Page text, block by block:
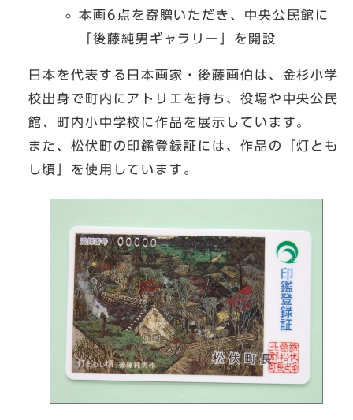
本画6点を寄贈いただき、中央公民館に
「後藤純男ギャラリー」を開設
日本を代表する日本画家・後藤画伯は、金杉小学
校出身で町内にアトリエを持ち、役場や中央公民
館、町内小中学校に作品を展示しています。
また、松伏町の印鑑登録証には、作品の「灯とも
し頃」を使用しています。